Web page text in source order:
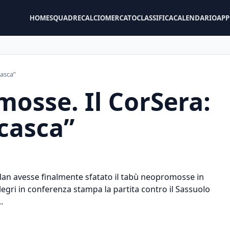
HOMESQUADRECALCIOMERCATOCLASSIFICACALENDARIOAPP
Il CorSera:
avesse finalmente sfatato il tabù neopromosse in
in conferenza stampa la partita contro il Sassuolo